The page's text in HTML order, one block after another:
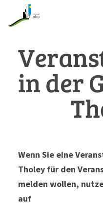
in der
Wenn Sie eine
Tholey für den
melden wollen,
auf